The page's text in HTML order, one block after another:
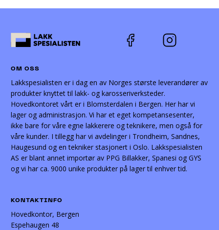
OM OSS
Lakkspesialisten er i dag en av Norges største leverandører av
produkter knyttet til lakk- og karosseriverksteder.
Hovedkontoret vårt er i Blomsterdalen i Bergen. Her har vi
lager og administrasjon. Vi har et eget kompetansesenter,
ikke bare for våre egne lakkerere og teknikere, men også for
våre kunder. I tillegg har vi avdelinger i Trondheim, Sandnes,
Haugesund og en tekniker stasjonert i Oslo. Lakkspesialisten
AS er blant annet importør av PPG Billakker, Spanesi og GYS
og vi har ca. 9000 unike produkter på lager til enhver tid.
KONTAKTINFO
Hovedkontor, Bergen
Espehaugen 48